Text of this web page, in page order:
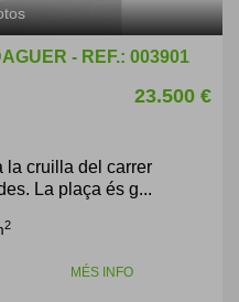
- REF.: 003901
23.500 €
la cruilla del carrer
La plaça és g...
2
MÉS INFO